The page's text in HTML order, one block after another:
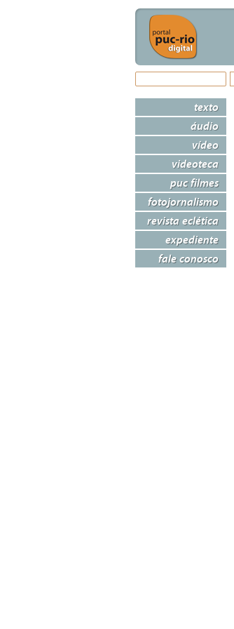
texto
áudio
vídeo
videoteca
puc filmes
fotojornalismo
revista eclética
expediente
fale conosco